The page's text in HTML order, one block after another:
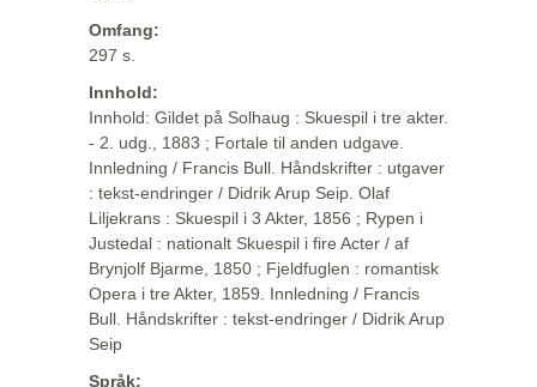
Omfang:
297 s.
Innhold:
Innhold: Gildet på Solhaug : Skuespil i tre akter.
- 2. udg., 1883 ; Fortale til anden udgave.
Innledning / Francis Bull. Håndskrifter : utgaver
: tekst-endringer / Didrik Arup Seip. Olaf
Liljekrans : Skuespil i 3 Akter, 1856 ; Rypen i
Justedal : nationalt Skuespil i fire Acter / af
Brynjolf Bjarme, 1850 ; Fjeldfuglen : romantisk
Opera i tre Akter, 1859. Innledning / Francis
Bull. Håndskrifter : tekst-endringer / Didrik Arup
Seip
Språk: